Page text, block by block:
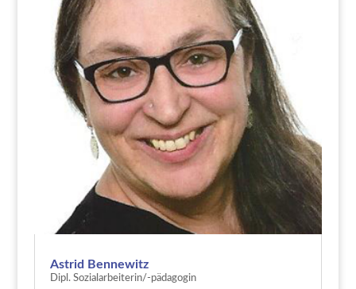
Astrid Bennewitz
Dipl. Sozialarbeiterin/-pädagogin